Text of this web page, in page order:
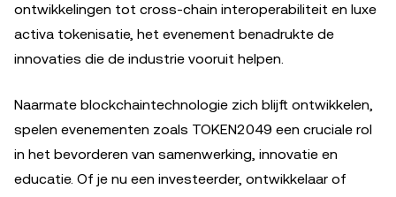
ontwikkelingen tot cross-chain interoperabiliteit en luxe
activa tokenisatie, het evenement benadrukte de
innovaties die de industrie vooruit helpen.
Naarmate blockchaintechnologie zich blijft ontwikkelen,
spelen evenementen zoals TOKEN2049 een cruciale rol
in het bevorderen van samenwerking, innovatie en
educatie. Of je nu een investeerder, ontwikkelaar of